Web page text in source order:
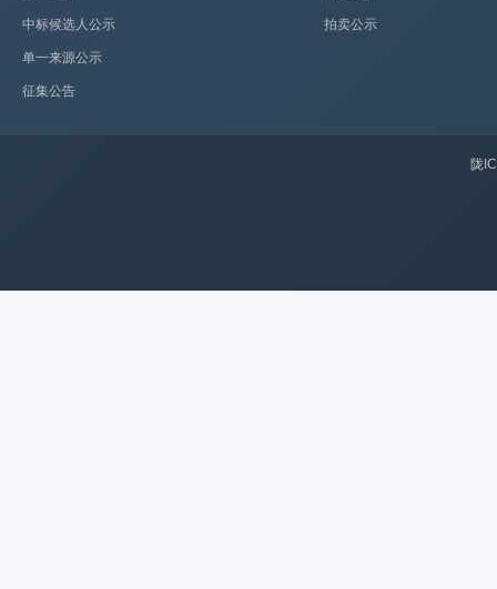
中标候选人公示
单一来源公示
征集公告
拍卖公示
陇